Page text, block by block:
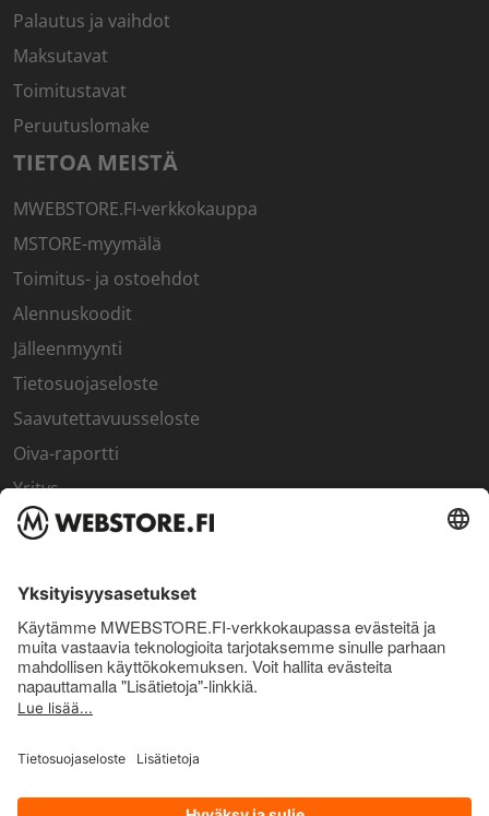
Palautus ja vaihdot
Maksutavat
Toimitustavat
Peruutuslomake
TIETOA MEISTÄ
MWEBSTORE.FI-verkkokauppa
MSTORE-myymälä
Toimitus- ja ostoehdot
Alennuskoodit
Jälleenmyynti
Tietosuojaseloste
Saavutettavuusseloste
Oiva-raportti
Yritys
SISÄPIIRI
Sisäpiirin bonusohjelma
Uutiskirje
Uutiset ja artikkelit